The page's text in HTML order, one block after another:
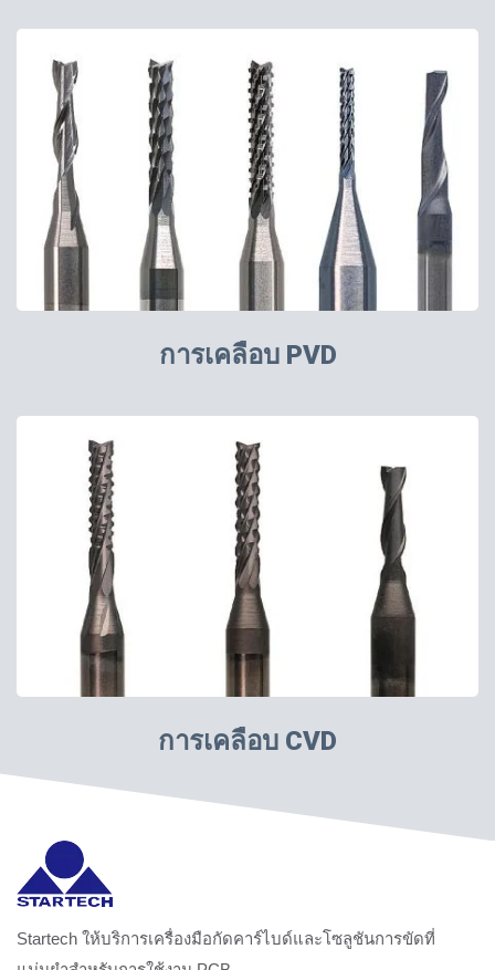
การเคลือบ PVD
การเคลือบ CVD
Startech ให้บริการเครื่องมือกัดคาร์ไบด์และโซลูชันการขัดที่